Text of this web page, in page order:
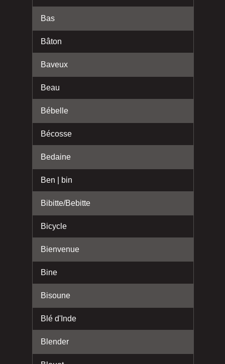
Bas
Bâton
Baveux
Beau
Bébelle
Bécosse
Bedaine
Ben | bin
Bibitte/Bebitte
Bicycle
Bienvenue
Bine
Bisoune
Blé d'Inde
Blender